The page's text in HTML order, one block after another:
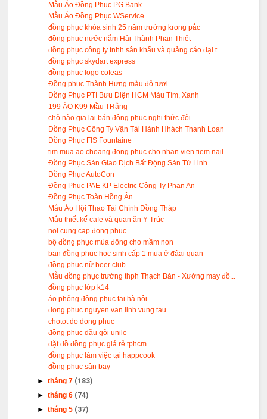
Mẫu Áo Đồng Phục PG Bank
Mẫu Áo Đồng Phục WService
đồng phục khóa sinh 25 năm trường krong pắc
đồng phục nước nắm Hải Thành Phan Thiết
đồng phục công ty tnhh sân khấu và quảng cáo đại t...
đồng phục skydart express
đồng phục logo cofeas
Đồng phục Thành Hưng màu đỏ tươi
Đồng Phục PTI Bưu Điện HCM Màu Tím, Xanh
199 ÁO K99 Mầu TRắng
chô nào gia lai bán đồng phục nghi thức đội
Đồng Phục Công Ty Vận Tải Hành Hhách Thanh Loan
Đồng Phục FIS Fountaine
tim mua ao choang đong phuc cho nhan vien tiem nail
Đồng Phục Sàn Giao Dịch Bất Động Sản Tứ Linh
Đồng Phục AutoCon
Đồng Phục PAE KP Electric Công Ty Phan An
Đồng Phục Toàn Hồng Ân
Mẫu Áo Hội Thao Tài Chính Đồng Tháp
Mẫu thiết kế cafe và quan ăn Y Trúc
noi cung cap đong phuc
bộ đồng phục mùa đông cho mầm non
ban đồng phục học sinh cấp 1 mua ở đâai quan
đồng phục nữ beer club
Mẫu đồng phục trường thph Thạch Bàn - Xưởng may đồ...
đồng phục lớp k14
áo phông đồng phục tại hà nội
đong phuc nguyen van linh vung tau
chotot do dong phuc
đồng phục dầu gội unile
đặt đồ đồng phục giá rẻ tphcm
đồng phục làm việc tại happcook
đồng phục sân bay
►tháng 7 (183)
►tháng 6 (74)
►tháng 5 (37)